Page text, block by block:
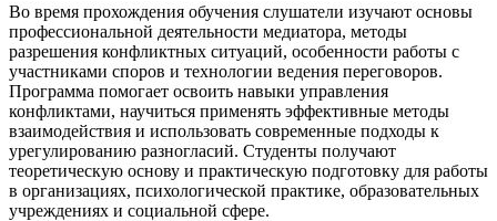
Во время прохождения обучения слушатели изучают основы
профессиональной деятельности медиатора, методы
разрешения конфликтных ситуаций, особенности работы с
участниками споров и технологии ведения переговоров.
Программа помогает освоить навыки управления
конфликтами, научиться применять эффективные методы
взаимодействия и использовать современные подходы к
урегулированию разногласий. Студенты получают
теоретическую основу и практическую подготовку для работы
в организациях, психологической практике, образовательных
учреждениях и социальной сфере.